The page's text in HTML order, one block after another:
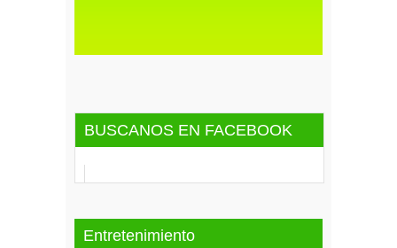
BUSCANOS EN FACEBOOK
Entretenimiento